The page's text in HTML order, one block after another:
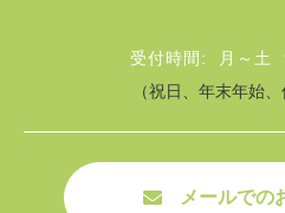
受付時間: 月～土
（祝日、年末年始
メールでの